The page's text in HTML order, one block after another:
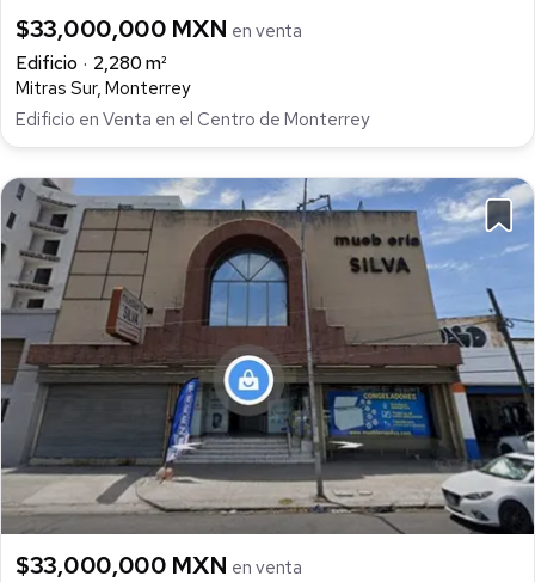
$33,000,000 MXN en venta
Edificio
2,280 m²
Mitras Sur, Monterrey
Edificio en Venta en el Centro de Monterrey
$33,000,000 MXN en venta